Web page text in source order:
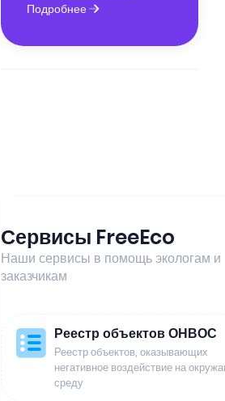
Подробнее
Сервисы FreeEco
Наши сервисы в помощь экологам и
заказчикам
Реестр объектов ОНВОС
Реестр объектов, оказывающих
негативное воздействие на
среду